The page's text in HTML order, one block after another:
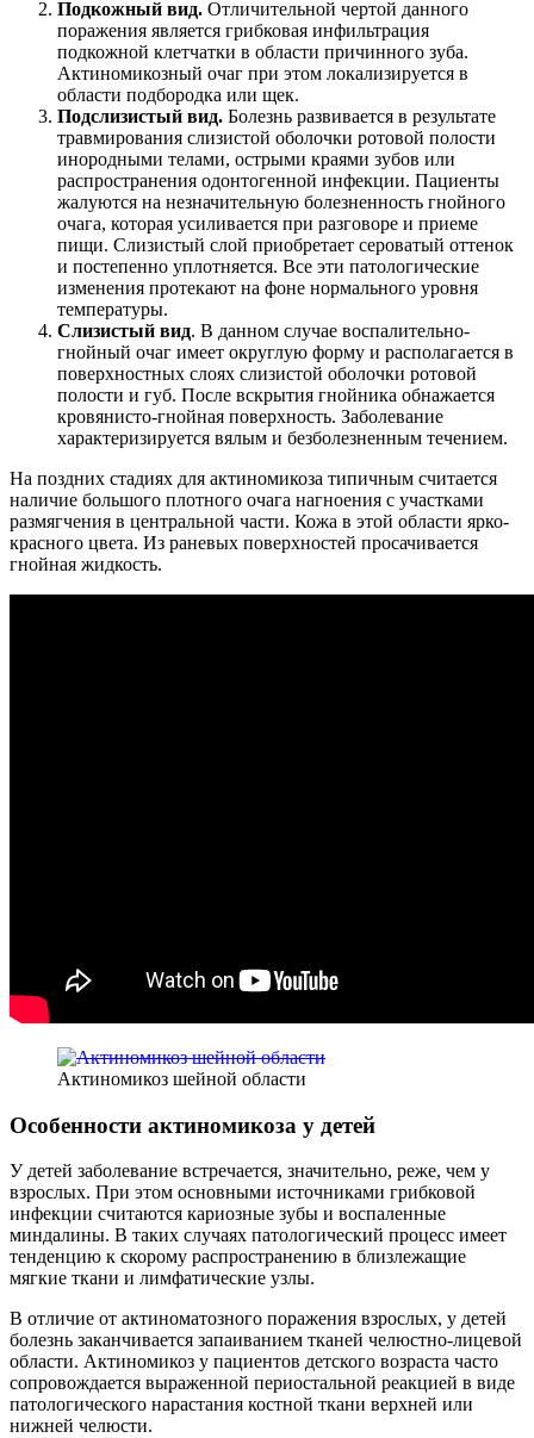
Подкожный вид. Отличительной чертой данного
поражения является грибковая инфильтрация
подкожной клетчатки в области причинного зуба.
Актиномикозный очаг при этом локализируется в
области подбородка или щек.
Подслизистый вид. Болезнь развивается в результате
травмирования слизистой оболочки ротовой полости
инородными телами, острыми краями зубов или
распространения одонтогенной инфекции. Пациенты
жалуются на незначительную болезненность гнойного
очага, которая усиливается при разговоре и приеме
пищи. Слизистый слой приобретает сероватый оттенок
и постепенно уплотняется. Все эти патологические
изменения протекают на фоне нормального уровня
температуры.
Слизистый вид. В данном случае воспалительно-
гнойный очаг имеет округлую форму и располагается в
поверхностных слоях слизистой оболочки ротовой
полости и губ. После вскрытия гнойника обнажается
кровянисто-гнойная поверхность. Заболевание
характеризируется вялым и безболезненным течением.
На поздних стадиях для актиномикоза типичным считается
наличие большого плотного очага нагноения с участками
размягчения в центральной части. Кожа в этой области ярко-
красного цвета. Из раневых поверхностей просачивается
гнойная жидкость.
Актиномикоз шейной области
Особенности актиномикоза у детей
У детей заболевание встречается, значительно, реже, чем у
взрослых. При этом основными источниками грибковой
инфекции считаются кариозные зубы и воспаленные
миндалины. В таких случаях патологический процесс имеет
тенденцию к скорому распространению в близлежащие
мягкие ткани и лимфатические узлы.
В отличие от актиноматозного поражения взрослых, у детей
болезнь заканчивается запаиванием тканей челюстно-лицевой
области. Актиномикоз у пациентов детского возраста часто
сопровождается выраженной периостальной реакцией в виде
патологического нарастания костной ткани верхней или
нижней челюсти.